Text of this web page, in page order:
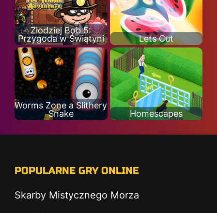
Złodziej Bob 5:
Przygoda w Świątyni
Lets Cut
Worms Zone a Slithery
Snake
Homescapes
POPULARNE GRY ONLINE
Skarby Mistycznego Morza